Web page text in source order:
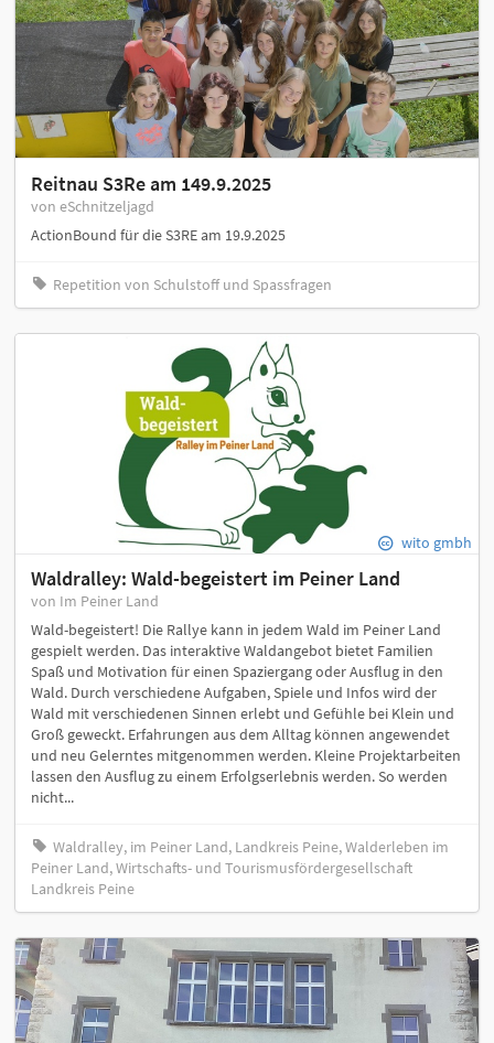
Reitnau S3Re am 149.9.2025
von eSchnitzeljagd
ActionBound für die S3RE am 19.9.2025
Repetition von Schulstoff und Spassfragen
wito gmbh
Waldralley: Wald-begeistert im Peiner Land
von Im Peiner Land
Wald-begeistert! Die Rallye kann in jedem Wald im Peiner Land
gespielt werden. Das interaktive Waldangebot bietet Familien
Spaß und Motivation für einen Spaziergang oder Ausflug in den
Wald. Durch verschiedene Aufgaben, Spiele und Infos wird der
Wald mit verschiedenen Sinnen erlebt und Gefühle bei Klein und
Groß geweckt. Erfahrungen aus dem Alltag können angewendet
und neu Gelerntes mitgenommen werden. Kleine Projektarbeiten
lassen den Ausflug zu einem Erfolgserlebnis werden. So werden
nicht...
Waldralley, im Peiner Land, Landkreis Peine, Walderleben im
Peiner Land, Wirtschafts- und Tourismusfördergesellschaft
Landkreis Peine